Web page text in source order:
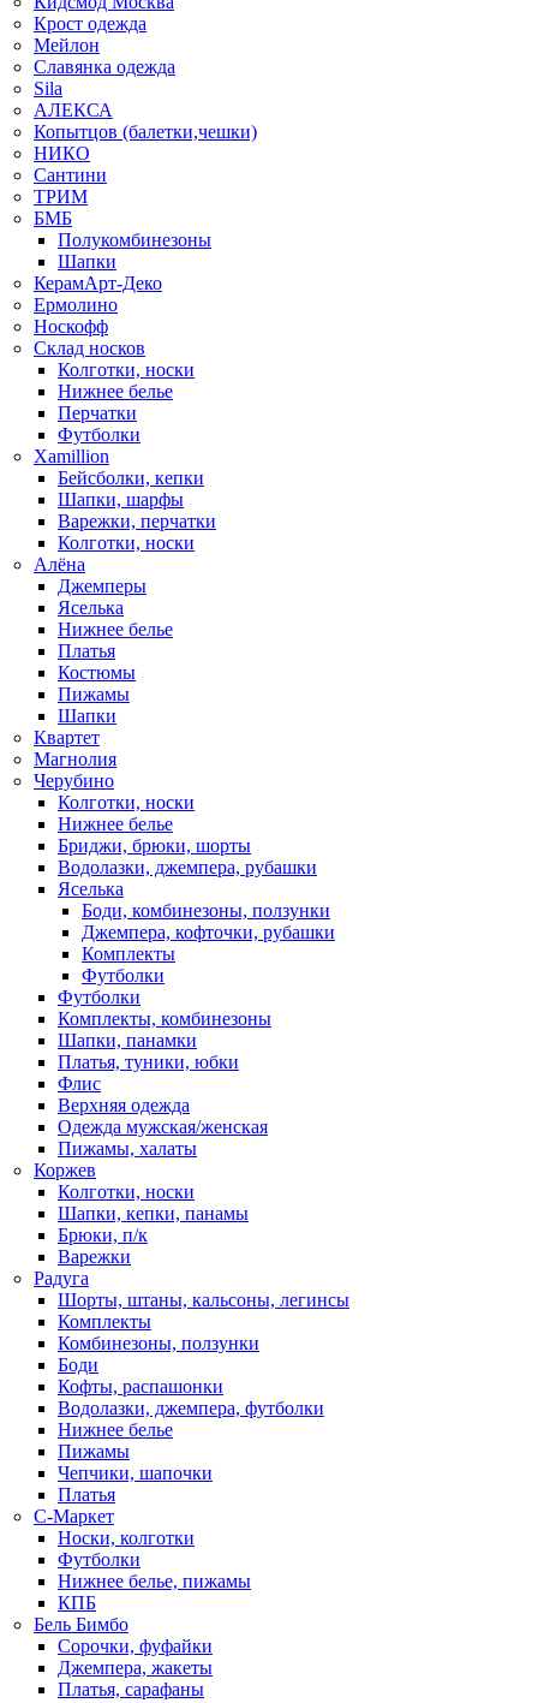
Крост одежда
Мейлон
Славянка одежда
Sila
АЛЕКСА
Копытцов (балетки,чешки)
НИКО
Сантини
ТРИМ
БМБ
Полукомбинезоны
Шапки
КерамАрт-Деко
Ермолино
Носкофф
Склад носков
Колготки, носки
Нижнее белье
Перчатки
Футболки
Xamillion
Бейсболки, кепки
Шапки, шарфы
Варежки, перчатки
Колготки, носки
Алёна
Джемперы
Яселька
Нижнее белье
Платья
Костюмы
Пижамы
Шапки
Квартет
Магнолия
Черубино
Колготки, носки
Нижнее белье
Бриджи, брюки, шорты
Водолазки, джемпера, рубашки
Яселька
Боди, комбинезоны, ползунки
Джемпера, кофточки, рубашки
Комплекты
Футболки
Футболки
Комплекты, комбинезоны
Шапки, панамки
Платья, туники, юбки
Флис
Верхняя одежда
Одежда мужская/женская
Пижамы, халаты
Коржев
Колготки, носки
Шапки, кепки, панамы
Брюки, п/к
Варежки
Радуга
Шорты, штаны, кальсоны, легинсы
Комплекты
Комбинезоны, ползунки
Боди
Кофты, распашонки
Водолазки, джемпера, футболки
Нижнее белье
Пижамы
Чепчики, шапочки
Платья
С-Маркет
Носки, колготки
Футболки
Нижнее белье, пижамы
КПБ
Бель Бимбо
Сорочки, фуфайки
Джемпера, жакеты
Платья, сарафаны